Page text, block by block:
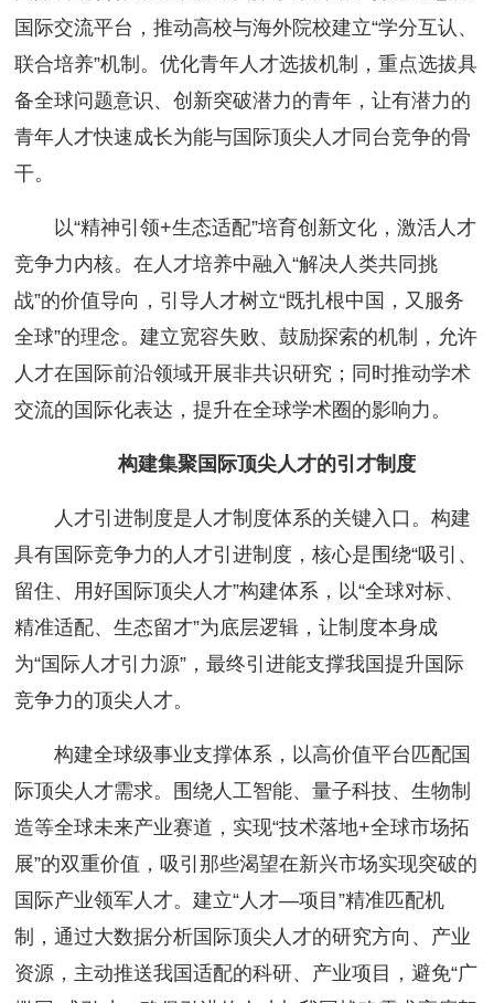
国际交流平台，推动高校与海外院校建立“学分互认、
联合培养”机制。优化青年人才选拔机制，重点选拔具
备全球问题意识、创新突破潜力的青年，让有潜力的
青年人才快速成长为能与国际顶尖人才同台竞争的骨
干。
以“精神引领+生态适配”培育创新文化，激活人才
竞争力内核。在人才培养中融入“解决人类共同挑
战”的价值导向，引导人才树立“既扎根中国，又服务
全球”的理念。建立宽容失败、鼓励探索的机制，允许
人才在国际前沿领域开展非共识研究；同时推动学术
交流的国际化表达，提升在全球学术圈的影响力。
构建集聚国际顶尖人才的引才制度
人才引进制度是人才制度体系的关键入口。构建
具有国际竞争力的人才引进制度，核心是围绕“吸引、
留住、用好国际顶尖人才”构建体系，以“全球对标、
精准适配、生态留才”为底层逻辑，让制度本身成
为“国际人才引力源”，最终引进能支撑我国提升国际
竞争力的顶尖人才。
构建全球级事业支撑体系，以高价值平台匹配国
际顶尖人才需求。围绕人工智能、量子科技、生物制
造等全球未来产业赛道，实现“技术落地+全球市场拓
展”的双重价值，吸引那些渴望在新兴市场实现突破的
国际产业领军人才。建立“人才—项目”精准匹配机
制，通过大数据分析国际顶尖人才的研究方向、产业
资源，主动推送我国适配的科研、产业项目，避免“广